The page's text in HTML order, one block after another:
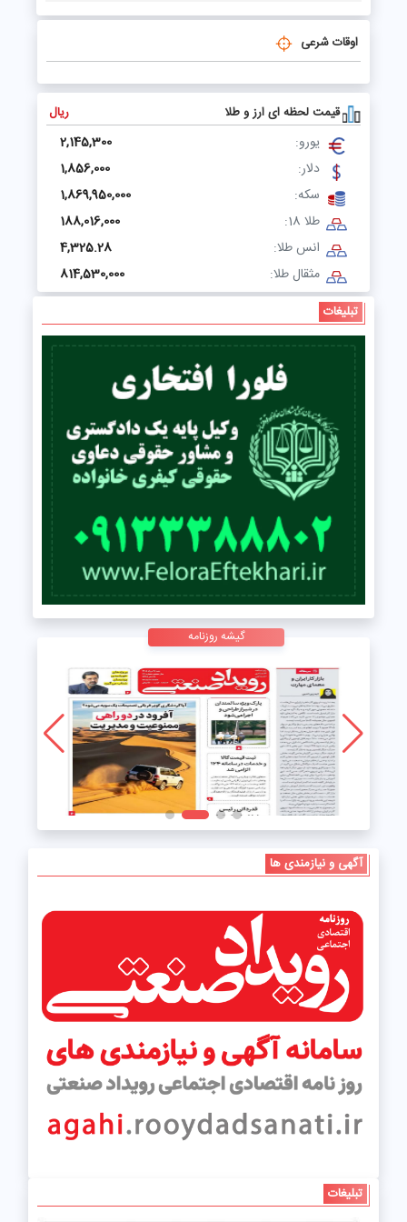
اوقات شرعی
قیمت لحظه ای ارز و طلا ریال
یورو:
2,145,300
دلار:
1,856,000
سکه:
1,869,950,000
طلا 18:
188,016,000
انس طلا:
4,325.28
مثقال طلا:
814,530,000
تبلیغات
گیشه روزنامه
آگهی و نیازمندی ها
تبلیغات